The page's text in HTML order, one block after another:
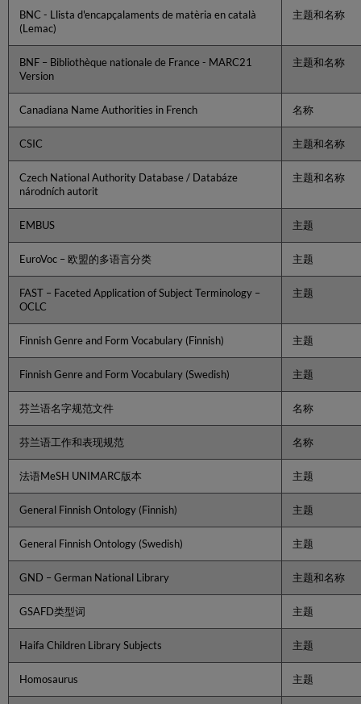
创
建
规
录
看
规
范
记
录
导
出
本
地
规
范
记
录
改
记
录
定
位
对
本
地
管
理
范
进
行
全
局
变
更
BNC - Llista d'encapçalaments de matèria en català
(Lemac)
主题和名称
BNF – Bibliothèque nationale de France - MARC21
Version
主题和名称
Canadiana Name Authorities in French 名称
CSIC 主题和名称
Czech National Authority Database / Databáze
národních autorit
主题和名称
EMBUS 主题
EuroVoc – 欧盟的多语言分类 主题
FAST – Faceted Application of Subject Terminology –
OCLC
主题
Finnish Genre and Form Vocabulary (Finnish) 主题
Finnish Genre and Form Vocabulary (Swedish) 主题
芬兰语名字规范文件 名称
芬兰语工作和表现规范 名称
法语MeSH UNIMARC版本 主题
General Finnish Ontology (Finnish) 主题
General Finnish Ontology (Swedish) 主题
GND – German National Library 主题和名称
GSAFD类型词 主题
Haifa Children Library Subjects 主题
Homosaurus 主题